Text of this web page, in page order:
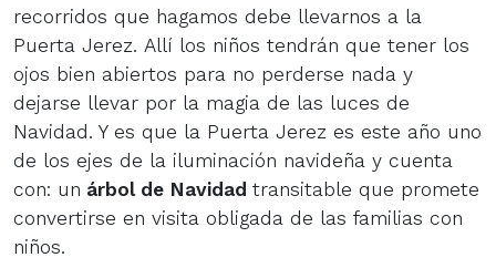
recorridos que hagamos debe llevarnos a la
Puerta Jerez. Allí los niños tendrán que tener los
ojos bien abiertos para no perderse nada y
dejarse llevar por la magia de las luces de
Navidad. Y es que la Puerta Jerez es este año uno
de los ejes de la iluminación navideña y cuenta
con: un árbol de Navidad transitable que promete
convertirse en visita obligada de las familias con
niños.